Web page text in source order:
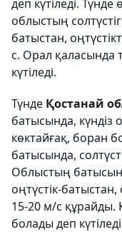
деп күтіледі. Түнде
облыстың
батыстан,
с. Орал қаласында
күтіледі.
Түнде Қостанай
батысында, күндіз
көктайғақ, боран
батысында,
Облыстың
оңтүстік-батыстан,
15-20 м/с құрайды.
болады деп